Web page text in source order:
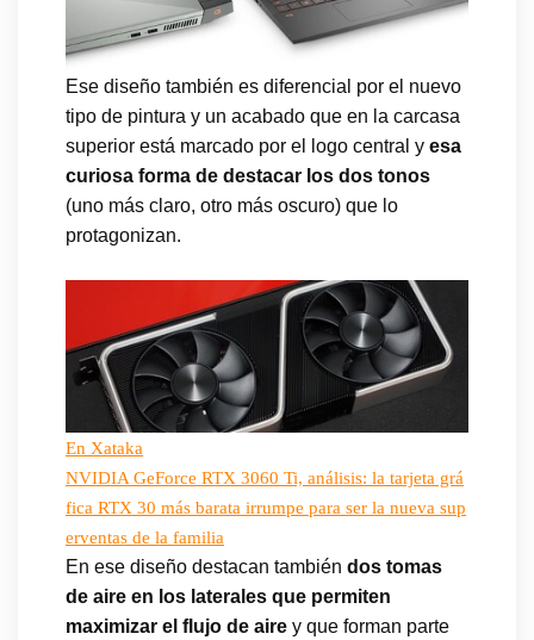
Ese diseño también es diferencial por el nuevo
tipo de pintura y un acabado que en la carcasa
superior está marcado por el logo central y esa
curiosa forma de destacar los dos tonos
(uno más claro, otro más oscuro) que lo
protagonizan.
En Xataka
NVIDIA GeForce RTX 3060 Ti, análisis: la tarjeta grá
fica RTX 30 más barata irrumpe para ser la nueva sup
erventas de la familia
En ese diseño destacan también dos tomas
de aire en los laterales que permiten
maximizar el flujo de aire y que forman parte